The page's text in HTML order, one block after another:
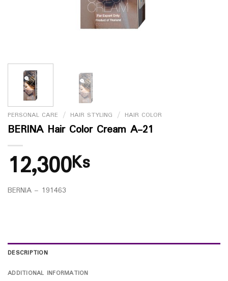
PERSONAL CARE / HAIR STYLING / HAIR COLOR
BERINA Hair Color Cream A-21
12,300Ks
BERNIA – 191463
DESCRIPTION
ADDITIONAL INFORMATION